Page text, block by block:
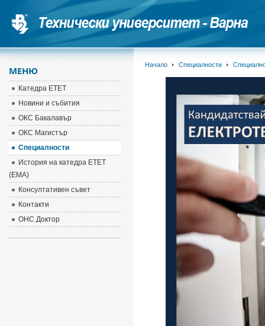
Начало Специалности
МЕНЮ
Катедра ЕТЕТ
Новини и събития
ОКС Бакалавър
ОКС Магистър
Специалности
История на катедра ЕТЕТ
(EMA)
Консултативен съвет
Контакти
ОНС Доктор